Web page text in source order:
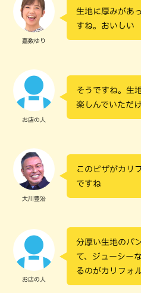
嘉数ゆり
生地に厚みがあ
すね。おいしい
お店の人
そうですね。生
楽しんでいただ
大川豊治
このピザがカリ
ですね
お店の人
分厚い生地のパ
て、ジューシー
るのがカリフォ